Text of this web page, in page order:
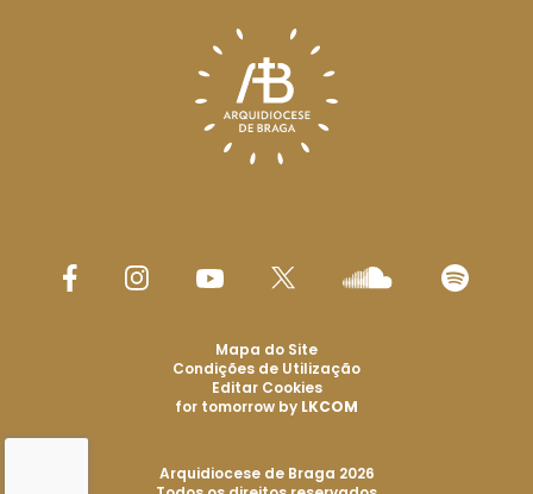
Arquidiocese de Braga 2026
Mapa do Site
Condições de Utilização
Editar Cookies
for tomorrow by LKCOM